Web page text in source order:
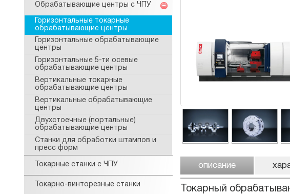
Обрабатывающие центры с ЧПУ
Горизонтальные токарные
обрабатывающие центры
Горизонтальные обрабатывающие
центры
Горизонтальные 5-ти осевые
обрабатывающие центры
Вертикальные токарные
обрабатывающие центры
Вертикальные обрабатывающие
центры
Двухстоечные (портальные)
обрабатывающие центры
Станки для обработки штампов и
пресс форм
Токарные станки с ЧПУ
Токарно-винторезные станки
описание
Токарный